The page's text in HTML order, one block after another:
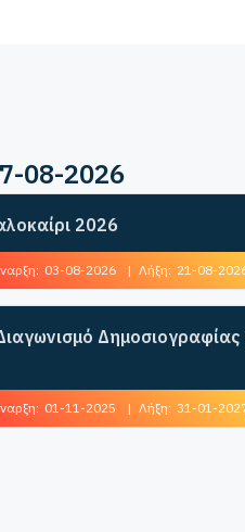
08-2026
2026
03-08-2026 | Λήξη: 21-08-
Δημοσιογραφίας
01-11-2025 | Λήξη: 31-01-